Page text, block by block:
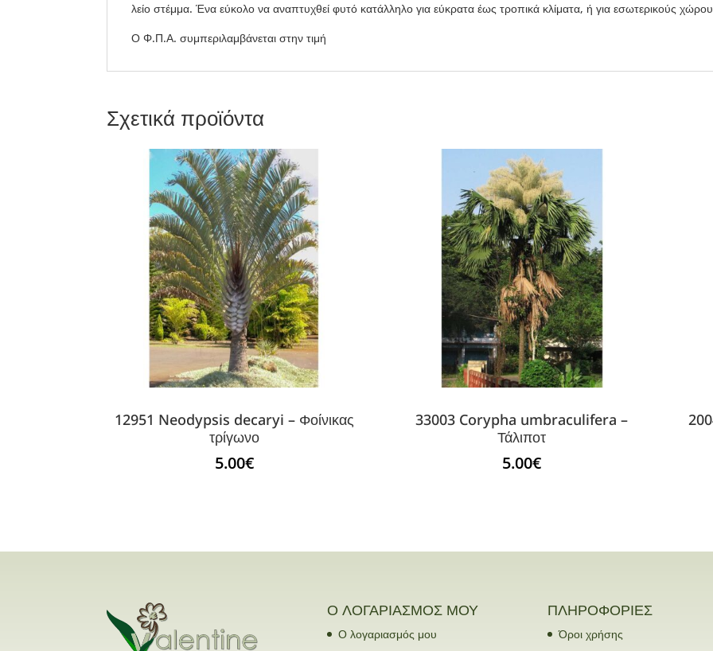
λείο στέμμα. Ένα εύκολο να αναπτυχθεί φυτό κατάλληλο για εύκρατα έως τροπικά κλίματα, ή για εσωτερικούς
Ο Φ.Π.Α. συμπεριλαμβάνεται στην τιμή
Σχετικά προϊόντα
12951 Neodypsis decaryi – Φοίνικας
τρίγωνο
5.00€
33003 Corypha umbraculifera –
Τάλιποτ
5.00€
Ο ΛΟΓΑΡΙΑΣΜΟΣ ΜΟΥ
Ο λογαριασμός μου
ΠΛΗΡΟΦΟΡΙΕΣ
Όροι χρήσης